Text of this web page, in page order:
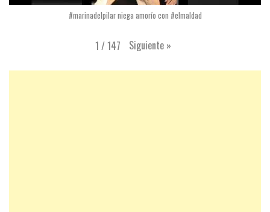
#marinadelpilar niega amorío con #elmaldad
1 /147 Siguiente »